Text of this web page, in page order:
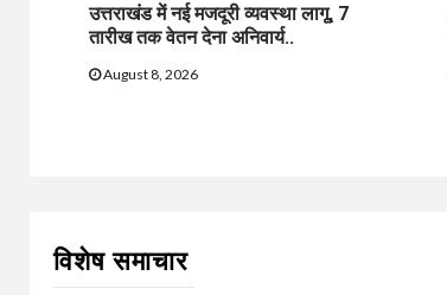
उत्तराखंड में नई मजदूरी व्यवस्था लागू, 7
तारीख तक वेतन देना अनिवार्य..
August 8, 2026
विशेष समाचार